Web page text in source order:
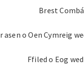
Brest
asen o Oen Cymreig
Ffiled o Eog